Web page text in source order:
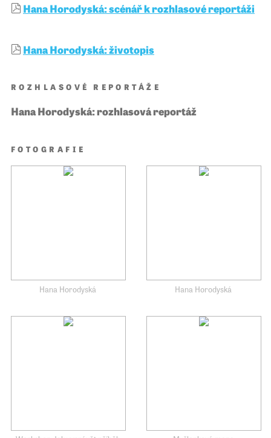
Hana Horodyská: scénář k rozhlasové reportáži
Hana Horodyská: životopis
ROZHLASOVÉ REPORTÁŽE
Hana Horodyská: rozhlasová reportáž
FOTOGRAFIE
Hana Horodyská Hana Horodyská